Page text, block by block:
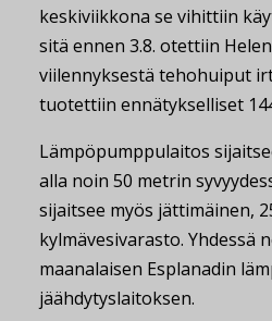
keskiviikkona se vihittiin
sitä ennen 3.8. otettiin
viilennyksestä tehohuiput
tuotettiin ennätykselliset
Lämpöpumppulaitos
alla noin 50 metrin
sijaitsee myös jättimäinen,
kylmävesivarasto. Yhdessä
maanalaisen Esplanadin
jäähdytyslaitoksen.